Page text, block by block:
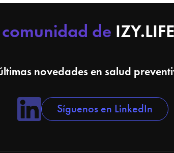
de IZY.LIFE
novedades en salud
Síguenos en LinkedIn